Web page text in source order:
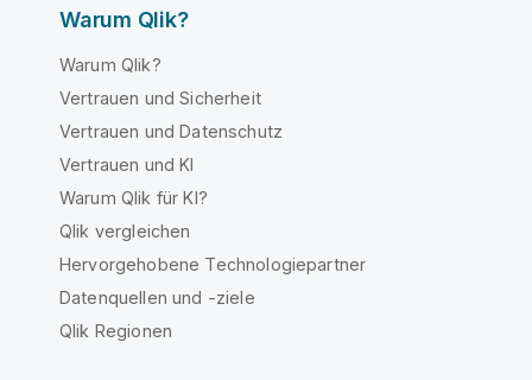
Warum Qlik?
Warum Qlik?
Vertrauen und Sicherheit
Vertrauen und Datenschutz
Vertrauen und KI
Warum Qlik für KI?
Qlik vergleichen
Hervorgehobene Technologiepartner
Datenquellen und -ziele
Qlik Regionen